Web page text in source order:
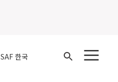
SAF 한국
Open